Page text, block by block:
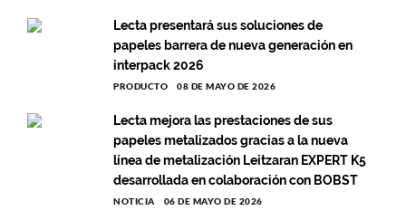
Lecta presentará sus soluciones de
papeles barrera de nueva generación en
interpack 2026
PRODUCTO 08 DE MAYO DE 2026
Lecta mejora las prestaciones de sus
papeles metalizados gracias a la nueva
línea de metalización Leitzaran EXPERT K5
desarrollada en colaboración con BOBST
NOTICIA 06 DE MAYO DE 2026